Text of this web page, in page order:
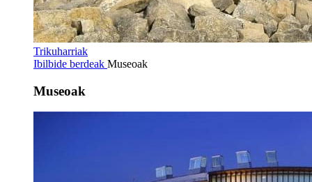
Trikuharriak
Ibilbide berdeak Museoak
Museoak